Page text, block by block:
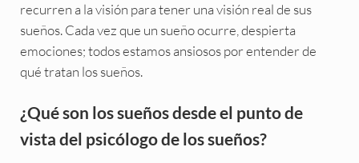
recurren a la visión para tener una visión real de sus
sueños. Cada vez que un sueño ocurre, despierta
emociones; todos estamos ansiosos por entender de
qué tratan los sueños.
¿Qué son los sueños desde el punto de
vista del psicólogo de los sueños?